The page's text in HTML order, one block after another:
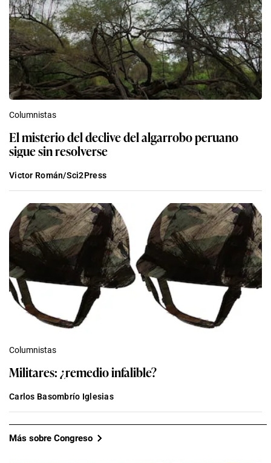
Columnistas
El misterio del declive del algarrobo peruano
sigue sin resolverse
Victor Román/Sci2Press
Columnistas
Militares: ¿remedio infalible?
Carlos Basombrío Iglesias
Más sobre Congreso